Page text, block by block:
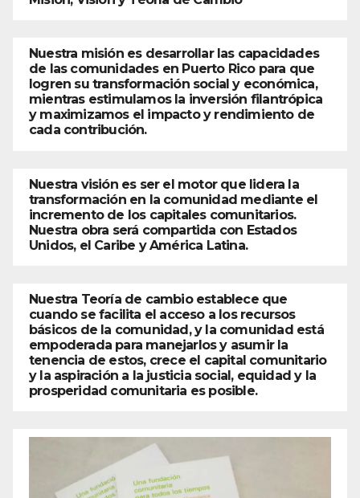
Nuestra misión es desarrollar las capacidades
de las comunidades en Puerto Rico para que
logren su transformación social y económica,
mientras estimulamos la inversión filantrópica
y maximizamos el impacto y rendimiento de
cada contribución.
Nuestra visión es ser el motor que lidera la
transformación en la comunidad mediante el
incremento de los capitales comunitarios.
Nuestra obra será compartida con Estados
Unidos, el Caribe y América Latina.
Nuestra Teoría de cambio establece que
cuando se facilita el acceso a los recursos
básicos de la comunidad, y la comunidad está
empoderada para manejarlos y asumir la
tenencia de estos, crece el capital comunitario
y la aspiración a la justicia social, equidad y la
prosperidad comunitaria es posible.